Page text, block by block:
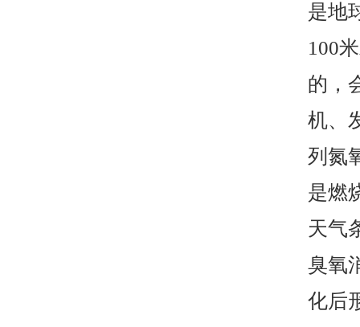
是地
100
的，
机、
列氮
是燃
天气
臭氧
化后